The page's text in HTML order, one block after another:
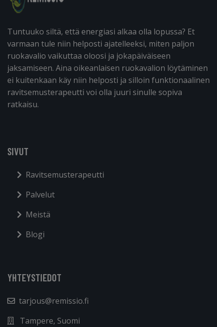
Tuntuuko siltä, että energiasi alkaa olla lopussa? Et
varmaan tule niin helposti ajatelleeksi, miten paljon
ruokavalio vaikuttaa oloosi ja jokapäiväiseen
jaksamiseen. Aina oikeanlaisen ruokavalion löytäminen
ei kuitenkaan käy niin helposti ja silloin funktionaalinen
ravitsemusterapeutti voi olla juuri sinulle sopiva
ratkaisu.
SIVUT
Ravitsemusterapeutti
Palvelut
Meistä
Blogi
YHTEYSTIEDOT
tarjous@remissio.fi
Tampere, Suomi